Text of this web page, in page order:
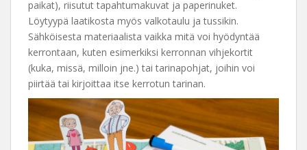
paikat), riisutut tapahtumakuvat ja paperinuket.
Löytyypä laatikosta myös valkotaulu ja tussikin.
Sähköisesta materiaalista vaikka mitä voi hyödyntää
kerrontaan, kuten esimerkiksi kerronnan vihjekortit
(kuka, missä, milloin jne.) tai tarinapohjat, joihin voi
piirtää tai kirjoittaa itse kerrotun tarinan.